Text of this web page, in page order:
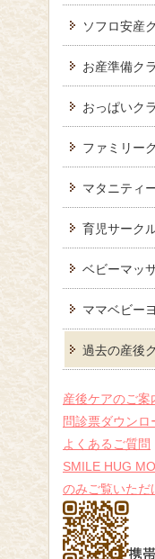
ソフロ安産
お産準備ク
おっぱいク
ファミリー
マタニティ
育児サーク
ベビーマッ
ママベビー
過去の産後
産後ケアのご案
問診票ダウンロ
よくあるご質問
SMILE HUG
のみご覧いただ